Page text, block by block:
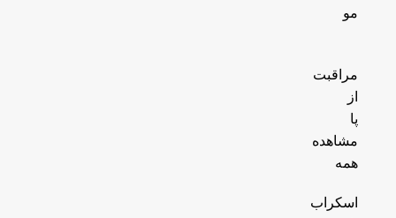
مو
مراقبت
از
پا
مشاهده
همه
اسکراب